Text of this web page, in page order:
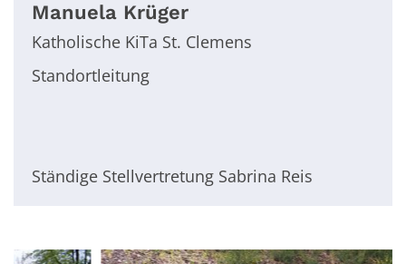
Manuela Krüger
Katholische KiTa St. Clemens
Standortleitung
Ständige Stellvertretung Sabrina Reis